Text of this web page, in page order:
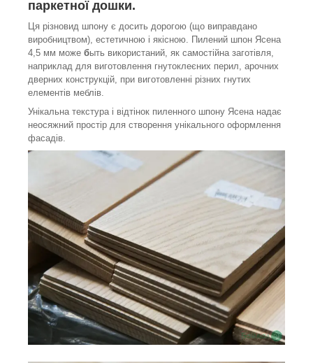
паркетної дошки.
Ця різновид шпону є досить дорогою (що виправдано
виробництвом), естетичною і якісною. Пилений шпон Ясена
4,5 мм може быть використаний, як самостійна заготівля,
наприклад для виготовлення гнутоклеєних перил, арочних
дверних конструкцій, при виготовленні різних гнутих
елементів меблів.
Унікальна текстура і відтінок пиленного шпону Ясена надає
неосяжний простір для створення унікального оформлення
фасадів.